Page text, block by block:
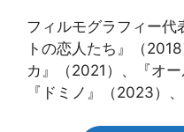
フィルモグラフィー代
トの恋人たち』（
カ』（2021）、『オ
『ドミノ』（2023）